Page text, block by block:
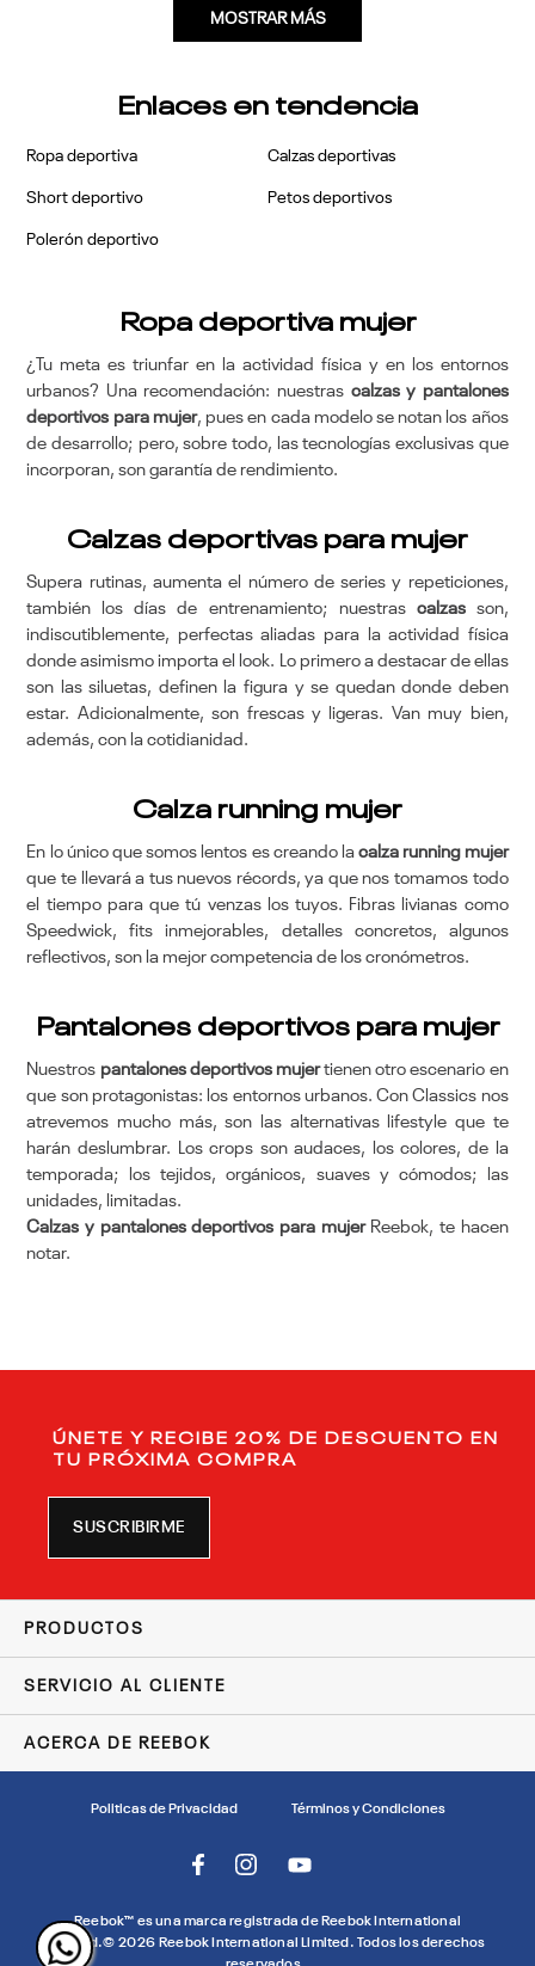
MOSTRAR MÁS
Enlaces en tendencia
Ropa deportiva Calzas deportivas
Short deportivo Petos deportivos
Polerón deportivo
Ropa deportiva mujer
¿Tu meta es triunfar en la actividad física y en los entornos
urbanos? Una recomendación: nuestras calzas y pantalones
deportivos para mujer, pues en cada modelo se notan los años
de desarrollo; pero, sobre todo, las tecnologías exclusivas que
incorporan, son garantía de rendimiento.
Calzas deportivas para mujer
Supera rutinas, aumenta el número de series y repeticiones,
también los días de entrenamiento; nuestras calzasson,
indiscutiblemente, perfectas aliadas para la actividad física
donde asimismo importa el look. Lo primero a destacar de ellas
son las siluetas, definen la figura y se quedan donde deben
estar. Adicionalmente, son frescas y ligeras. Van muy bien,
además, con la cotidianidad.
Calza running mujer
En lo único que somos lentos es creando lacalza running mujer
que te llevará a tus nuevos récords, ya que nos tomamos todo
el tiempo para que tú venzas los tuyos. Fibras livianas como
Speedwick, fits inmejorables, detalles concretos, algunos
reflectivos, son la mejor competencia de los cronómetros.
Pantalones deportivos para mujer
Nuestros pantalones deportivos mujertienen otro escenario en
que son protagonistas: los entornos urbanos. Con Classics nos
atrevemos mucho más, son las alternativas lifestyle que te
harán deslumbrar. Los crops son audaces, los colores, de la
temporada; los tejidos, orgánicos, suaves y cómodos; las
unidades, limitadas.
Calzas y pantalones deportivos para mujerReebok, te hacen
notar.
ÚNETE Y RECIBE 20% DE DESCUENTO EN
TU PRÓXIMA COMPRA
SUSCRIBIRME
PRODUCTOS
SERVICIO AL CLIENTE
ACERCA DE REEBOK
Politicas de Privacidad Términos y Condiciones
Reebok™ es una marca registrada de Reebok International
Limited.© 2026 Reebok International Limited. Todos los derechos